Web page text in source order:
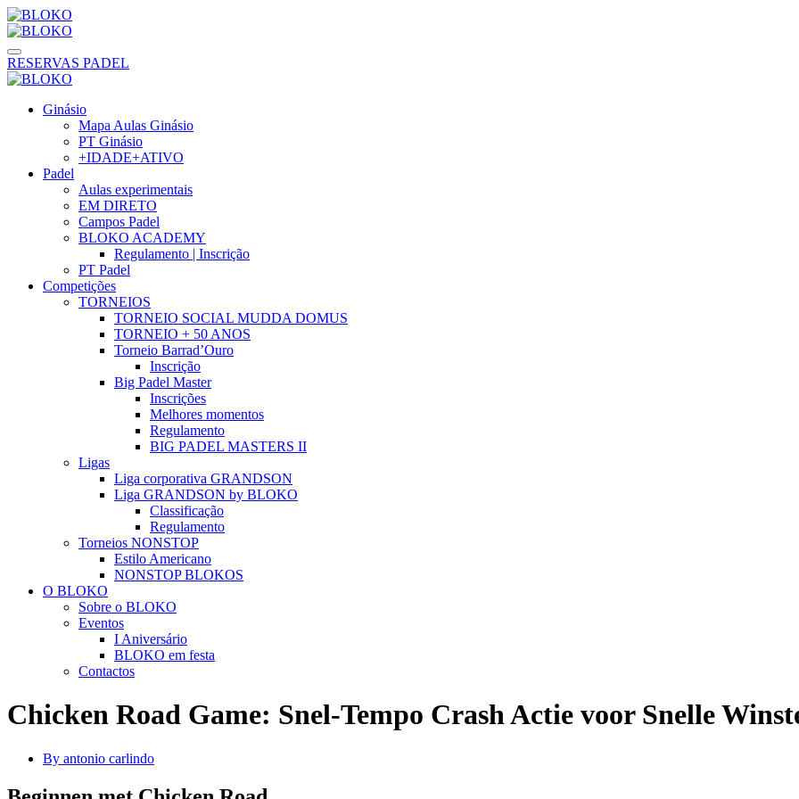
RESERVAS PADEL
Ginásio
Mapa Aulas Ginásio
PT Ginásio
+IDADE+ATIVO
Padel
Aulas experimentais
EM DIRETO
Campos Padel
BLOKO ACADEMY
Regulamento | Inscrição
PT Padel
Competições
TORNEIOS
TORNEIO SOCIAL MUDDA DOMUS
TORNEIO + 50 ANOS
Torneio Barrad’Ouro
Inscrição
Big Padel Master
Inscrições
Melhores momentos
Regulamento
BIG PADEL MASTERS II
Ligas
Liga corporativa GRANDSON
Liga GRANDSON by BLOKO
Classificação
Regulamento
Torneios NONSTOP
Estilo Americano
NONSTOP BLOKOS
O BLOKO
Sobre o BLOKO
Eventos
I Aniversário
BLOKO em festa
Contactos
Chicken Road Game: Snel-Tempo Crash Actie voor Snelle
By antonio carlindo